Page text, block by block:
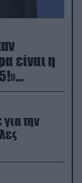
είναι η
την